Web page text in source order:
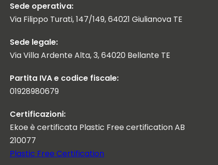
Sede operativa:
Via Filippo Turati, 147/149, 64021 Giulianova TE
Sede legale:
Via Villa Ardente Alta, 3, 64020 Bellante TE
Partita IVA e codice fiscale:
01928980679
Certificazioni:
Ekoe è certificata Plastic Free certification AB
210077
Plastic Free Certification